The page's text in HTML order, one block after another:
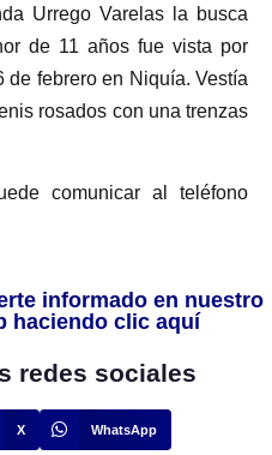
Urrego Varelas la busca
de 11 años fue vista por
febrero en Niquía. Vestía
rosados con una trenzas
comunicar al teléfono
informado en nuestro
haciendo clic aquí
redes sociales
X WhatsApp